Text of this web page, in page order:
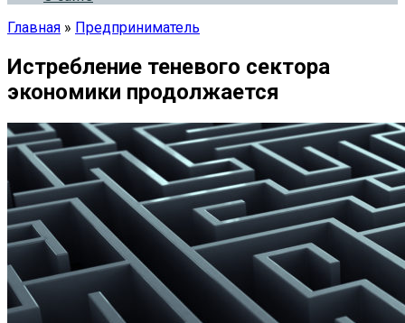
Главная » Предприниматель
Истребление теневого сектора
экономики продолжается